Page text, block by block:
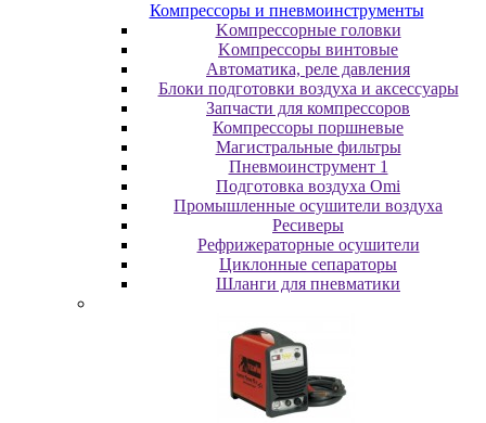
Компрессоры и пневмоинструменты
Koмпpeccopныe гoлoвки
Koмпpeccopы винтoвыe
Автоматика, реле давления
Блоки подготовки воздуха и аксессуары
Запчасти для компрессоров
Компрессоры поршневые
Магистральные фильтры
Пневмоинструмент 1
Подготовка воздуха Omi
Промышленные осушители воздуха
Ресиверы
Рефрижераторные осушители
Циклонные сепараторы
Шланги для пневматики